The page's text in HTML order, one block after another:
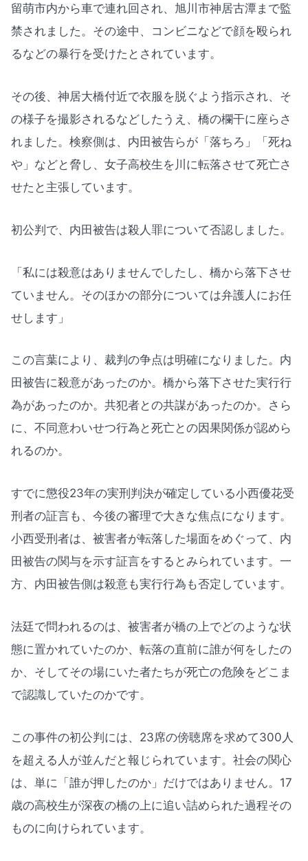
留萌市内から車で連れ回され、旭川市神居古潭まで監
禁されました。その途中、コンビニなどで顔を殴られ
るなどの暴行を受けたとされています。
その後、神居大橋付近で衣服を脱ぐよう指示され、そ
の様子を撮影されるなどしたうえ、橋の欄干に座らさ
れました。検察側は、内田被告らが「落ちろ」「死ね
や」などと脅し、女子高校生を川に転落させて死亡さ
せたと主張しています。
初公判で、内田被告は殺人罪について否認しました。
「私には殺意はありませんでしたし、橋から落下させ
ていません。そのほかの部分については弁護人にお任
せします」
この言葉により、裁判の争点は明確になりました。内
田被告に殺意があったのか。橋から落下させた実行行
為があったのか。共犯者との共謀があったのか。さら
に、不同意わいせつ行為と死亡との因果関係が認めら
れるのか。
すでに懲役23年の実刑判決が確定している小西優花受
刑者の証言も、今後の審理で大きな焦点になります。
小西受刑者は、被害者が転落した場面をめぐって、内
田被告の関与を示す証言をするとみられています。一
方、内田被告側は殺意も実行行為も否定しています。
法廷で問われるのは、被害者が橋の上でどのような状
態に置かれていたのか、転落の直前に誰が何をしたの
か、そしてその場にいた者たちが死亡の危険をどこま
で認識していたのかです。
この事件の初公判には、23席の傍聴席を求めて300人
を超える人が並んだと報じられています。社会の関心
は、単に「誰が押したのか」だけではありません。17
歳の高校生が深夜の橋の上に追い詰められた過程その
ものに向けられています。